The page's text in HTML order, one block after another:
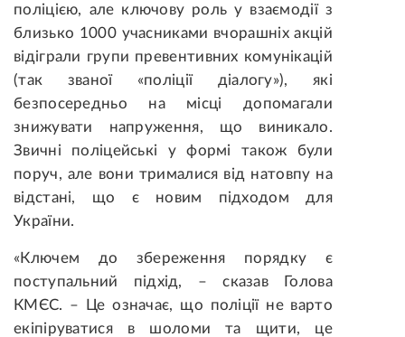
поліцією, але ключову роль у взаємодії з
близько 1000 учасниками вчорашніх акцій
відіграли групи превентивних комунікацій
(так званої «поліції діалогу»), які
безпосередньо на місці допомагали
знижувати напруження, що виникало.
Звичні поліцейські у формі також були
поруч, але вони трималися від натовпу на
відстані, що є новим підходом для
України.
«Ключем до збереження порядку є
поступальний підхід, – сказав Голова
КМЄС. – Це означає, що поліції не варто
екіпіруватися в шоломи та щити, це